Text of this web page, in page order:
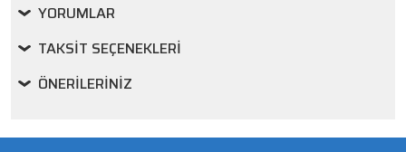
YORUMLAR
TAKSIT SEÇENEKLERI
ÖNERILERINIZ